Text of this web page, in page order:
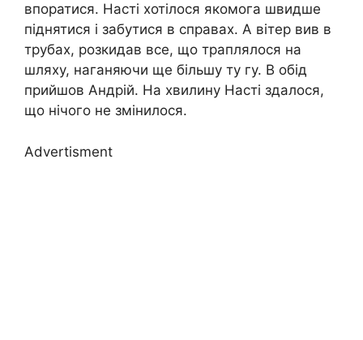
впоратися. Насті хотілося якомога швидше
піднятися і забутися в справах. А вітер вив в
трубах, розкидав все, що траплялося на
шляху, наганяючи ще більшу ту гу. В обід
прийшов Андрій. На хвилину Насті здалося,
що нічого не змінилося.
Advertisment